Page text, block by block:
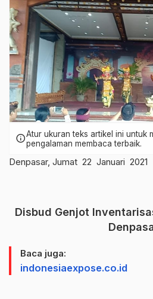
infoAtur ukuran teks artikel ini untuk
pengalaman membaca terbaik.
Denpasar, Jumat 22 Januari 2021
Disbud Genjot
Baca juga:
indonesiaexpose.co.id